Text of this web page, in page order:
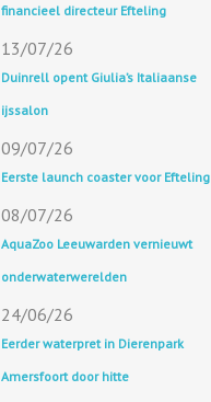
financieel directeur Efteling
13/07/26
Duinrell opent Giulia’s Italiaanse
ijssalon
09/07/26
Eerste launch coaster voor Efteling
08/07/26
AquaZoo Leeuwarden vernieuwt
onderwaterwerelden
24/06/26
Eerder waterpret in Dierenpark
Amersfoort door hitte